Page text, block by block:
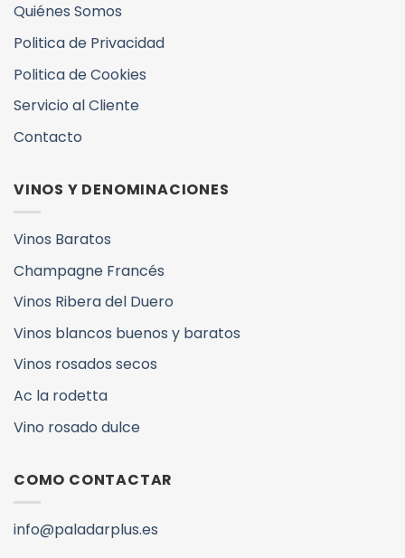
Quiénes Somos
Politica de Privacidad
Politica de Cookies
Servicio al Cliente
Contacto
VINOS Y DENOMINACIONES
Vinos Baratos
Champagne Francés
Vinos Ribera del Duero
Vinos blancos buenos y baratos
Vinos rosados secos
Ac la rodetta
Vino rosado dulce
COMO CONTACTAR
info@paladarplus.es